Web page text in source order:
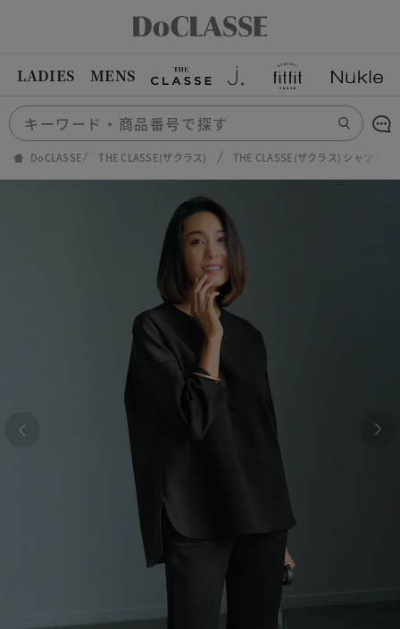
LADIES MENS
DoCLASSE THE CLASSE(ザクラス) THE CLASSE(ザクラス) シャツ・ブ